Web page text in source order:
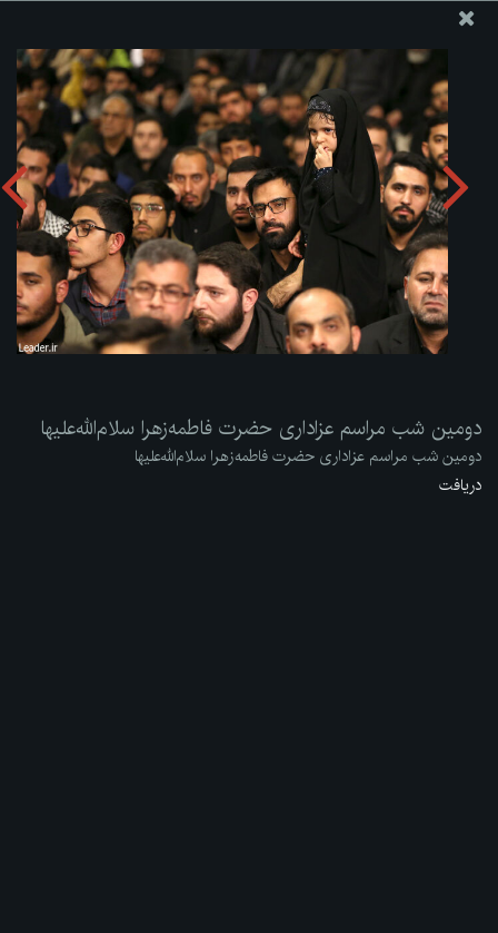
پایگاه اطلاع رسانی دفتر مقام معظم رهبری
ارسال نامه
وجوهات
دومین شب مراسم عزاداری حضرت فاطمه‌زهرا سلام‌الله‌علیها
دریافت آلبوم:zip
دومین شب مراسم عزاداری حضرت فاطمه‌زهرا سلام‌الله‌علیها
دومین شب مراسم عزاداری حضرت فاطمه‌زهرا سلام‌الله‌علیها
دریافت